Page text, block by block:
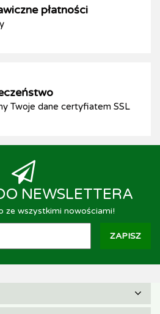
płatności
Twoje dane certyfiatem SSL
NEWSLETTERA
ze wszystkimi nowościami!